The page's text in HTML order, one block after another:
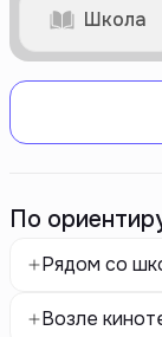
Школа
По
Рядом со
Возле